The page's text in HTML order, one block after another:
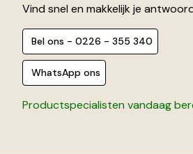
Vind snel en makkelijk je
Bel ons - 0226 - 355 340
WhatsApp ons
Productspecialisten vandaag